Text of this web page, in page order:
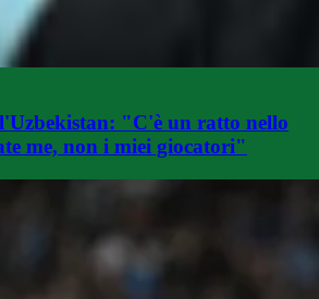
"C'è un ratto nello
me, non i miei giocatori"